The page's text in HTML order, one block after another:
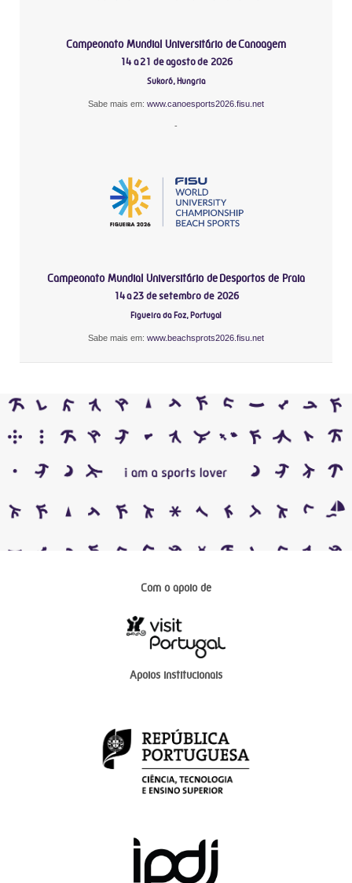
Campeonato Mundial Universitário de Canoagem
14 a 21 de agosto de 2026
Sukoró, Hungria
Sabe mais em: www.canoesports2026.fisu.net
-
Campeonato Mundial Universitário de Desportos de Praia
14 a 23 de setembro de 2026
Figueira da Foz, Portugal
Sabe mais em: www.beachsprots2026.fisu.net
Com o apoio de
Apoios institucionais